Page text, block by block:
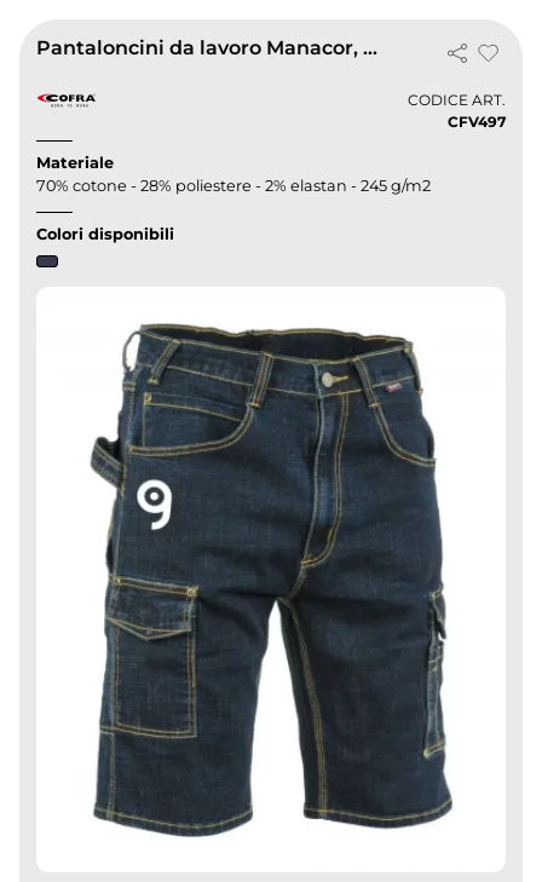
Pantaloncini da lavoro Manacor, resistenti e comodi
CODICE ART.
CFV497
Materiale
70% cotone - 28% poliestere - 2% elastan - 245 g/m2
Colori disponibili